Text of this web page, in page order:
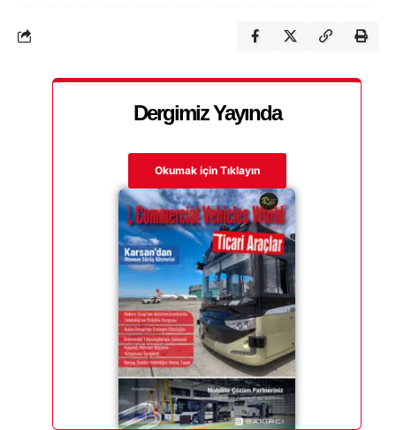
Dergimiz Yayında
Okumak için Tıklayın